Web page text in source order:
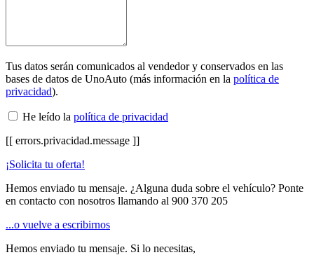
Tus datos serán comunicados al vendedor y conservados en las
bases de datos de UnoAuto (más información en la política de
privacidad).
He leído la política de privacidad
[[ errors.privacidad.message ]]
¡Solicita tu oferta!
Hemos enviado tu mensaje. ¿Alguna duda sobre el vehículo? Ponte
en contacto con nosotros llamando al 900 370 205
...o vuelve a escribirnos
Hemos enviado tu mensaje. Si lo necesitas,